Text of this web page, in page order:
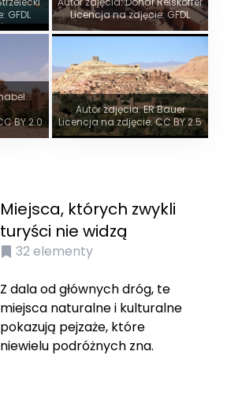
GFDL
Licencja na zdjęcie: GFDL
BY 2.0
Autor zdjęcia: ER Bauer
Licencja na zdjęcie: CC BY 2.5
Miejsca, których zwykli
turyści nie widzą
32elementy
Z dala od głównych dróg, te
miejsca naturalne i kulturalne
pokazują pejzaże, które
niewielu podróżnych zna.